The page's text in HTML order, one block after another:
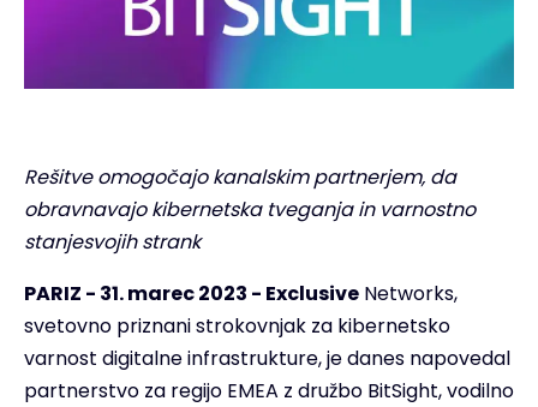
Rešitve omogočajo kanalskim partnerjem, da
obravnavajo kibernetska tveganja in varnostno
stanjesvojih strank
PARIZ - 31. marec 2023 - Exclusive Networks,
svetovno priznani strokovnjak za kibernetsko
varnost digitalne infrastrukture, je danes napovedal
partnerstvo za regijo EMEA z družbo BitSight, vodilno